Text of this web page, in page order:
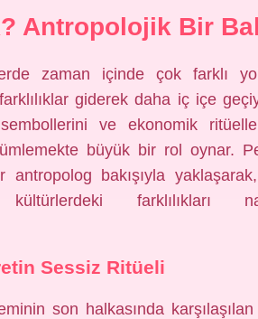
Antropolojik Bir
zaman içinde çok farklı
giderek daha iç içe
ve ekonomik
büyük bir rol oynar.
bakışıyla
farklılıkları
Sessiz Ritüeli
son halkasında